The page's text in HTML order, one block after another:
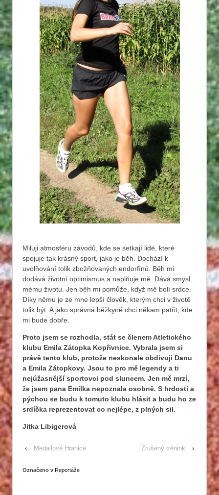
Miluji atmosféru závodů, kde se setkají lidé, které
spojuje tak krásný sport, jako je běh. Dochází k
uvolňování tolik zbožňovaných endorfínů. Běh mi
dodává životní optimismus a naplňuje mě. Dává smysl
mému životu. Jen běh mi pomůže, když mě bolí srdce.
Díky němu je ze mne lepší člověk, kterým chci v životě
tolik být. A jako správná běžkyně chci někam patřit, kde
mi bude dobře.
Proto jsem se rozhodla, stát se členem Atletického
klubu Emila Zátopka Kopřivnice. Vybrala jsem si
právě tento klub, protože neskonale obdivuji Danu
a Emila Zátopkovy. Jsou to pro mě legendy a ti
nejúžasnější sportovci pod sluncem. Jen mě mrzí,
že jsem pana Emilka nepoznala osobně. S hrdostí a
pýchou se budu k tomuto klubu hlásit a budu ho ze
srdíčka reprezentovat co nejlépe, z plných sil.
Jitka Libigerová
‹ Medailové Hranice Zrušený trénink ›
Označeno v Reportáže